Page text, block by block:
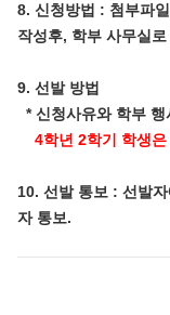
8. 신청방법 : 첨부파
작성후, 학부 사무실
9. 선발 방법
* 신청사유와 학부
4학년 2학기 학생
10. 선발 통보 : 선발
자 통보.